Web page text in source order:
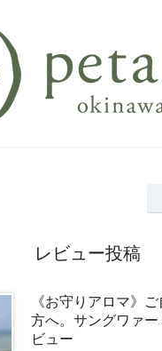
レビュー投稿
《お守りアロマ》
方へ。サングワァ
ビュー